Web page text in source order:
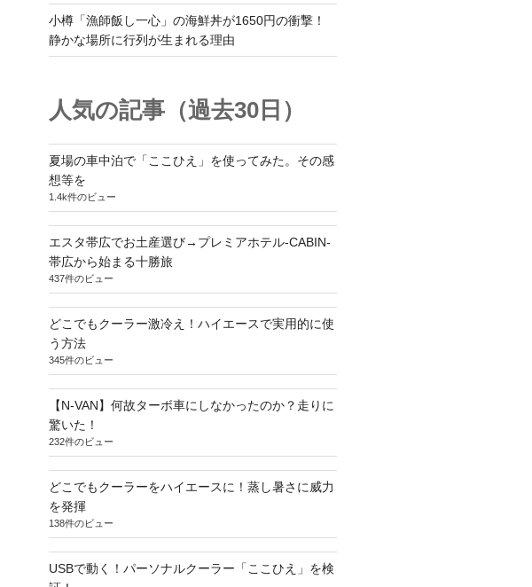
小樽「漁師飯し一心」の海鮮丼が1650円の衝撃！
静かな場所に行列が生まれる理由
人気の記事（過去30日）
夏場の車中泊で「ここひえ」を使ってみた。その感
想等を
1.4k件のビュー
エスタ帯広でお土産選び→プレミアホテル-CABIN-
帯広から始まる十勝旅
437件のビュー
どこでもクーラー激冷え！ハイエースで実用的に使
う方法
345件のビュー
【N-VAN】何故ターボ車にしなかったのか？走りに
驚いた！
232件のビュー
どこでもクーラーをハイエースに！蒸し暑さに威力
を発揮
138件のビュー
USBで動く！パーソナルクーラー「ここひえ」を検